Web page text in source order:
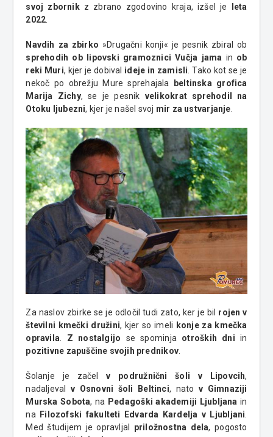
svoj zbornikz zbrano zgodovino kraja, izšel je
leta
2022
Navdih za zbirko »Drugačni konji« je pesnik zbiral ob
sprehodih ob lipovski gramoznici Vučja jama in ob
reki Muri, kjer je dobival ideje in zamisli . Tako kot se je
nekoč po obrežju Mure sprehajala
beltinska grofica
Marija Zichy, se je pesnik velikokrat sprehodil na
Otoku ljubezni, kjer je našel svoj mir za ustvarjanje
Za naslov zbirke se je odločil tudi zato, ker je bil rojen v
številni kmečki družini, kjer so imeli konje za kmečka
opravila
Z nostalgijo se spominja otroških dni in
pozitivne zapuščine svojih prednikov.
Šolanje je začelv podružnični šoli v Lipovcih,
nadaljevalv Osnovni šoli Beltinci, nato v Gimnaziji
Murska Sobota, na Pedagoški akademiji Ljubljana in
na
Filozofski fakulteti Edvarda Kardelja v Ljubljani
Med študijem je opravljal priložnostna dela, pogosto